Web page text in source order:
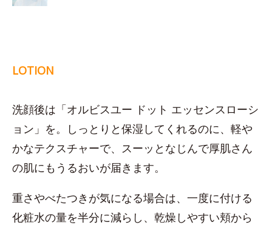
LOTION
洗顔後は「オルビスユー ドット エッセンスローシ
ョン」を。しっとりと保湿してくれるのに、軽や
かなテクスチャーで、スーッとなじんで厚肌さん
の肌にもうるおいが届きます。
重さやべたつきが気になる場合は、一度に付ける
化粧水の量を半分に減らし、乾燥しやすい頬から